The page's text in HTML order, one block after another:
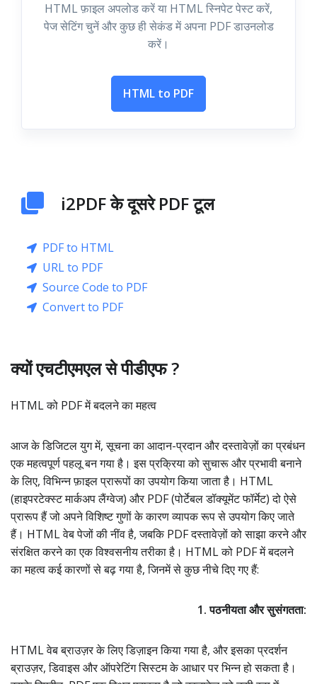
HTML फ़ाइल अपलोड करें या HTML स्निपेट पेस्ट करें,
पेज सेटिंग चुनें और कुछ ही सेकंड में अपना PDF डाउनलोड
करें।
HTML to PDF
i2PDF के दूसरे PDF टूल
PDF to HTML
URL to PDF
Source Code to PDF
Convert to PDF
क्यों एचटीएमएल से पीडीएफ ?
HTML को PDF में बदलने का महत्व
आज के डिजिटल युग में, सूचना का आदान-प्रदान और दस्तावेज़ों का प्रबंधन
एक महत्वपूर्ण पहलू बन गया है। इस प्रक्रिया को सुचारू और प्रभावी बनाने
के लिए, विभिन्न फ़ाइल प्रारूपों का उपयोग किया जाता है। HTML
(हाइपरटेक्स्ट मार्कअप लैंग्वेज) और PDF (पोर्टेबल डॉक्यूमेंट फॉर्मेट) दो ऐसे
प्रारूप हैं जो अपने विशिष्ट गुणों के कारण व्यापक रूप से उपयोग किए जाते
हैं। HTML वेब पेजों की नींव है, जबकि PDF दस्तावेज़ों को साझा करने और
संरक्षित करने का एक विश्वसनीय तरीका है। HTML को PDF में बदलने
का महत्व कई कारणों से बढ़ गया है, जिनमें से कुछ नीचे दिए गए हैं:
1. पठनीयता और सुसंगतता:
HTML वेब ब्राउज़र के लिए डिज़ाइन किया गया है, और इसका प्रदर्शन
ब्राउज़र, डिवाइस और ऑपरेटिंग सिस्टम के आधार पर भिन्न हो सकता है।